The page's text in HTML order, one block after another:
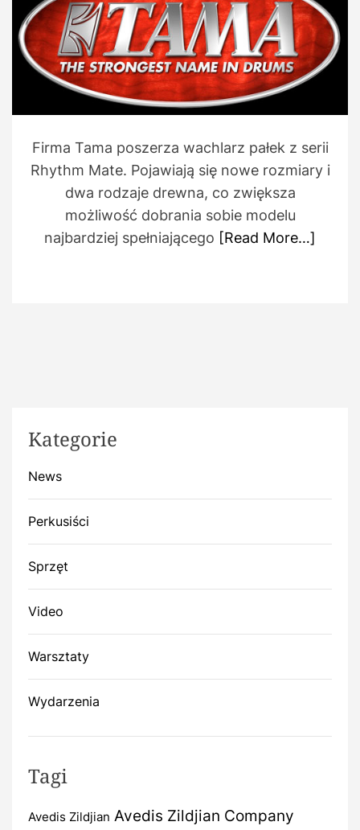
h
o
r
e
t
i
m
a
t
e
d
r
e
t
i
m
e
Firma Tama poszerza wachlarz pałek z serii
Rhythm Mate. Pojawiają się nowe rozmiary i
dwa rodzaje drewna, co zwiększa
możliwość dobrania sobie modelu
najbardziej spełniającego [Read More…]
Kategorie
News
Perkusiści
Sprzęt
Video
Warsztaty
Wydarzenia
Tagi
Avedis Zildjian Avedis Zildjian Company